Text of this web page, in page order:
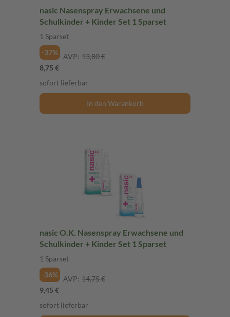
nasic Nasenspray Erwachsene und
Schulkinder + Kinder Set 1 Sparset
1 Sparset
-37% AVP: 13,80 €
8,75 €
sofort lieferbar
In den Warenkorb
nasic O.K. Nasenspray Erwachsene und
Schulkinder + Kinder Set 1 Sparset
1 Sparset
-36% AVP: 14,75 €
9,45 €
sofort lieferbar